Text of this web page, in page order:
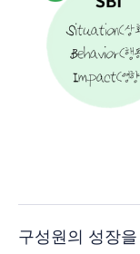
구성원의 성장